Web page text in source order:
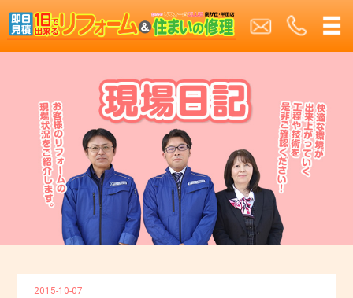
2015-10-07